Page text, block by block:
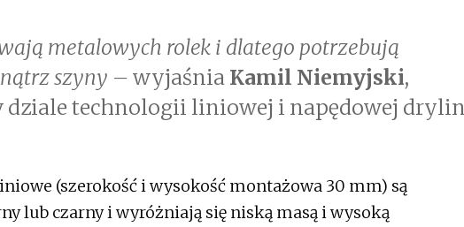
metalowych rolek i dlatego potrzebują
szyny – wyjaśnia Kamil Niemyjski,
dziale technologii liniowej i napędowej drylin
(szerokość i wysokość montażowa 30 mm) są
lub czarny i wyróżniają się niską masą i wysoką